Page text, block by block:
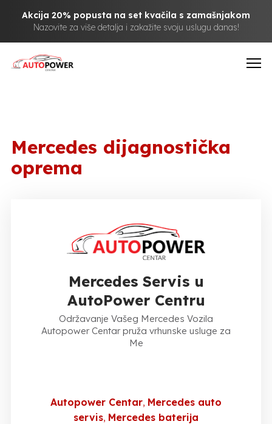
Akcija 20% popusta na set kvačila s zamašnjakom
Nazovite za više detalja i zakažite svoju uslugu danas!
Mercedes dijagnostička
oprema
Mercedes Servis u
AutoPower Centru
Održavanje Vašeg Mercedes Vozila
Autopower Centar pruža vrhunske usluge za
Me
Autopower Centar Mercedes auto
servis Mercedes baterija